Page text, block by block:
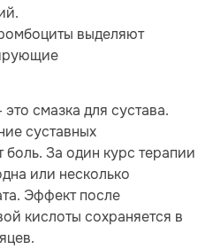
выделяют
смазка для сустава.
суставных
За один курс терапии
или несколько
Эффект после
кислоты сохраняется в